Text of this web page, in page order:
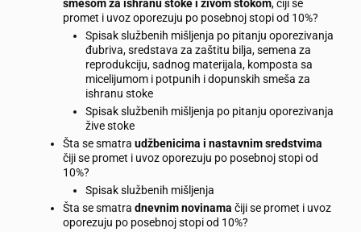
smešom za ishranu stoke i živom stokom, čiji se
promet i uvoz oporezuju po posebnoj stopi od 10%?
Spisak službenih mišljenja po pitanju oporezivanja
đubriva, sredstava za zaštitu bilja, semena za
reprodukciju, sadnog materijala, komposta sa
micelijumom i potpunih i dopunskih smeša za
ishranu stoke
Spisak službenih mišljenja po pitanju oporezivanja
žive stoke
Šta se smatra udžbenicima i nastavnim sredstvima
čiji se promet i uvoz oporezuju po posebnoj stopi od
10%?
Spisak službenih mišljenja
Šta se smatra dnevnim novinama čiji se promet i uvoz
oporezuju po posebnoj stopi od 10%?